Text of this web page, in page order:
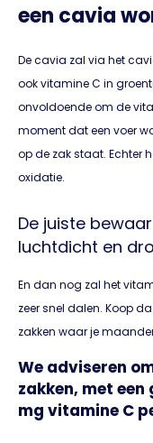
een cavia
De cavia zal via het
ook vitamine C in
onvoldoende om de
moment dat een voer
op de zak staat. Echter
oxidatie.
De juiste
luchtdicht en
En dan nog zal het
zeer snel dalen. Koop
zakken waar je
We adviseren
zakken, met
mg vitamine C